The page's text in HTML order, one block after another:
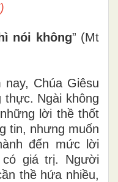
nói không” (Mt
Chúa Giêsu
Ngài không
lời thề thốt
tin, nhưng muốn
đến mức lời
giá trị. Người
thề hứa nhiều,